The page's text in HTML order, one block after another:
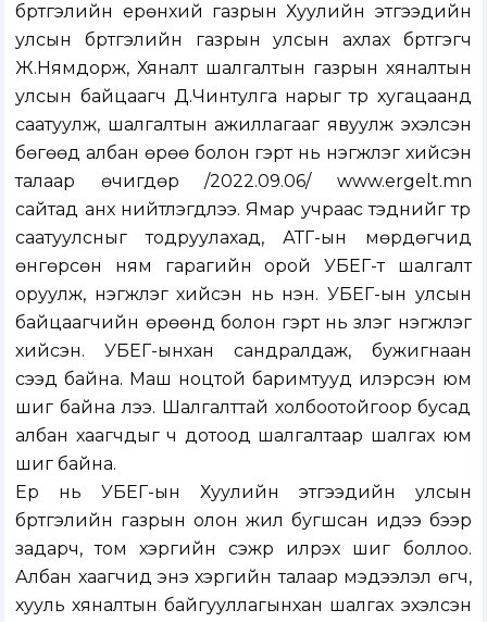
бүртгэлийн ерөнхий газрын Хуулийн этгээдийн
улсын бүртгэлийн газрын улсын ахлах бүртгэгч
Ж.Нямдорж, Хяналт шалгалтын газрын хяналтын
улсын байцаагч Д.Чинтулга нарыг түр хугацаанд
саатуулж, шалгалтын ажиллагааг явуулж эхэлсэн
бөгөөд албан өрөө болон гэрт нь нэгжлэг хийсэн
талаар өчигдөр /2022.09.06/www.ergelt.mn
сайтад анх нийтлэгдлээ. Ямар учраас тэднийг түр
саатуулсныг тодруулахад, АТГ-ын мөрдөгчид
өнгөрсөн ням гарагийн орой УБЕГ-т шалгалт
оруулж, нэгжлэг хийсэн нь үнэн. УБЕГ-ын улсын
байцаагчийн өрөөнд болон гэрт нь үзлэг нэгжлэг
хийсэн. УБЕГ-ынхан сандралдаж, бужигнаан
үүсээд байна. Маш ноцтой баримтууд илэрсэн юм
шиг байна лээ. Шалгалттай холбоотойгоор бусад
албан хаагчдыг ч дотоод шалгалтаар шалгах юм
шиг байна.
Ер нь УБЕГ-ын Хуулийн этгээдийн улсын
бүртгэлийн газрын олон жил бугшсан идээ бээр
задарч, том хэргийн сэжүүр илрэх шиг боллоо.
Албан хаагчид энэ хэргийн талаар мэдээлэл өгч,
хууль хяналтын байгууллагынхан шалгах эхэлсэн